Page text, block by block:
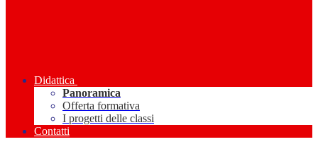
Didattica
Panoramica
Offerta formativa
I progetti delle classi
Contatti